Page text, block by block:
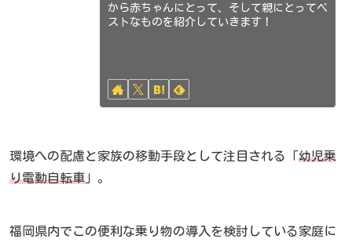
から赤ちゃんにとって、そして親にとってベ
ストなものを紹介していきます！
環境への配慮と家族の移動手段として注目される「幼児乗
り電動自転車 」。
福岡県内でこの便利な乗り物の導入を検討している家庭に